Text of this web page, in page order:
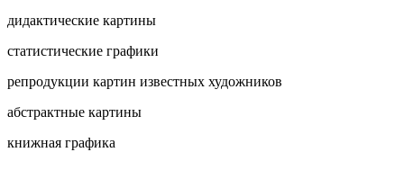
дидактические картины
статистические графики
репродукции картин известных художников
абстрактные картины
книжная графика